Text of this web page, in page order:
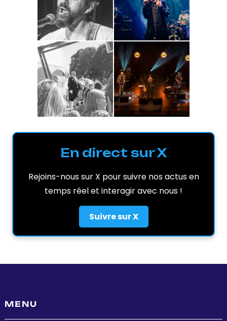
En direct sur X
Rejoins-nous sur X pour suivre nos actus en
temps réel et interagir avec nous !
Suivre sur X
MENU